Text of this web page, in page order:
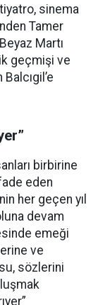
sinema
Tamer
Martı
geçmişi ve
birbirine
eden
her geçen yıl
devam
emeği
ve
sözlerini